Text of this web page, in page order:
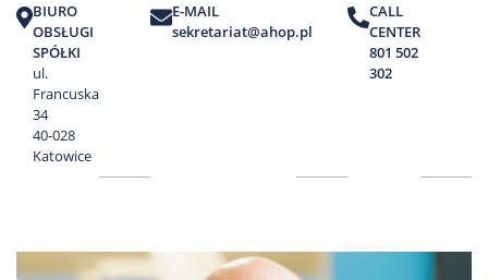
Edukacja
Pacjenta
O
nas
Marki
Nas
BIURO
OBSŁUGI
SPÓŁKI
ul.
Francuska
34
40-028
Katowice
E-MAIL
sekretariat@ahop.pl
CALL
CENTER
801 502
302